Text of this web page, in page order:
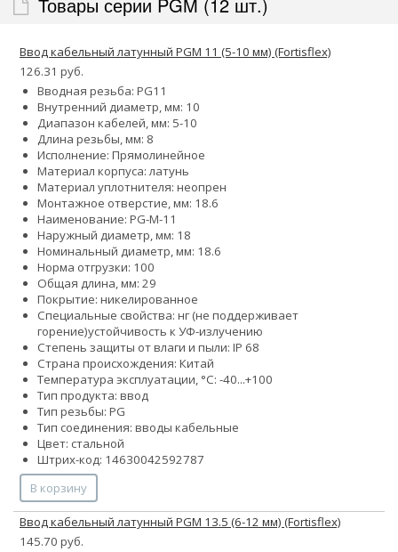
Товары серии PGM (12 шт.)
Ввод кабельный латунный PGM 11 (5-10 мм) (Fortisflex)
126.31 руб.
Вводная резьба: PG11
Внутренний диаметр, мм: 10
Диапазон кабелей, мм: 5-10
Длина резьбы, мм: 8
Исполнение: Прямолинейное
Материал корпуса: латунь
Материал уплотнителя: неопрен
Монтажное отверстие, мм: 18.6
Наименование: PG-M-11
Наружный диаметр, мм: 18
Номинальный диаметр, мм: 18.6
Норма отгрузки: 100
Общая длина, мм: 29
Покрытие: никелированное
Специальные свойства: нг (не поддерживает
горение)устойчивость к УФ-излучению
Степень защиты от влаги и пыли: IP 68
Страна происхождения: Китай
Температура эксплуатации, °С: -40...+100
Тип продукта: ввод
Тип резьбы: PG
Тип соединения: вводы кабельные
Цвет: стальной
Штрих-код: 14630042592787
В корзину
Ввод кабельный латунный PGM 13.5 (6-12 мм) (Fortisflex)
145.70 руб.